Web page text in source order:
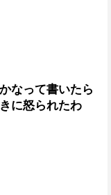
なって書いたら
に怒られたわ